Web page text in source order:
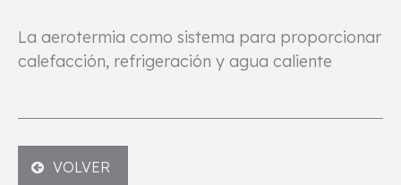
La aerotermia como sistema para proporcionar
calefacción, refrigeración y agua caliente
VOLVER